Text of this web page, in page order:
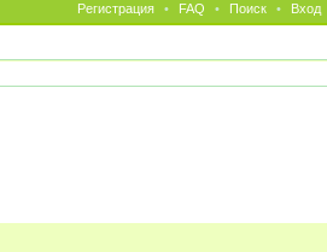
Регистрация • FAQ • Поиск • Вход